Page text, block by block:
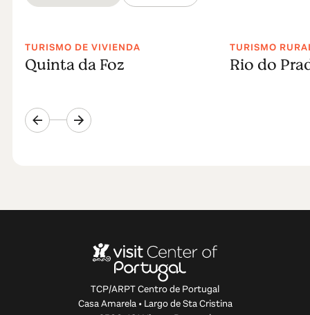
TURISMO DE VIVIENDA
Quinta da Foz
TURISMO
Rio do
TCP/ARPT Centro de Portugal
Casa Amarela • Largo de Sta Cristina